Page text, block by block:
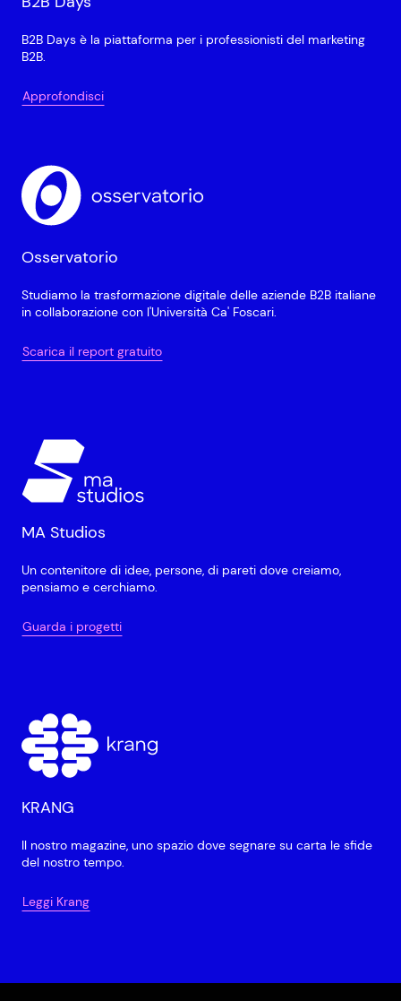
B2B Days è la piattaforma per i professionisti del marketing
B2B.
Approfondisci
Osservatorio
Studiamo la trasformazione digitale delle aziende B2B italiane
in collaborazione con l'Università Ca' Foscari.
Scarica il report gratuito
MA Studios
Un contenitore di idee, persone, di pareti dove creiamo,
pensiamo e cerchiamo.
Guarda i progetti
KRANG
Il nostro magazine, uno spazio dove segnare su carta le sfide
del nostro tempo.
Leggi Krang